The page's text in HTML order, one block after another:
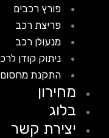
פורץ רכבים
פריצת רכב
מנעולן רכב
ניתוק קודן לרכב
התקנת מחסום חניה
מחירון
בלוג
יצירת קשר